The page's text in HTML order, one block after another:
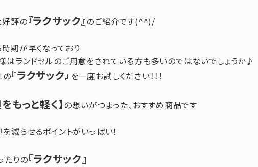
好評の『ラクサック』のご紹介です(^^)/
期が早くなっており
ランドセルのご用意をされている方も多いのではないでしょうか♪
の『ラクサック』を一度お試しください！！！
もっと軽く】 の想いがつまった、おすすめ商品です
減らせるポイントがいっぱい！
たりの『ラクサック』